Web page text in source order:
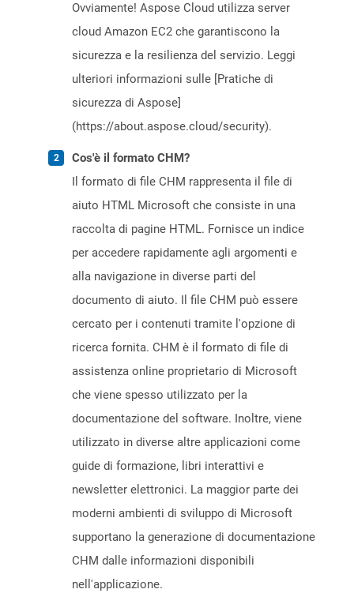
Ovviamente! Aspose Cloud utilizza server
cloud Amazon EC2 che garantiscono la
sicurezza e la resilienza del servizio. Leggi
ulteriori informazioni sulle [Pratiche di
sicurezza di Aspose]
(https://about.aspose.cloud/security).
Cos'è il formato CHM?
Il formato di file CHM rappresenta il file di
aiuto HTML Microsoft che consiste in una
raccolta di pagine HTML. Fornisce un indice
per accedere rapidamente agli argomenti e
alla navigazione in diverse parti del
documento di aiuto. Il file CHM può essere
cercato per i contenuti tramite l'opzione di
ricerca fornita. CHM è il formato di file di
assistenza online proprietario di Microsoft
che viene spesso utilizzato per la
documentazione del software. Inoltre, viene
utilizzato in diverse altre applicazioni come
guide di formazione, libri interattivi e
newsletter elettronici. La maggior parte dei
moderni ambienti di sviluppo di Microsoft
supportano la generazione di documentazione
CHM dalle informazioni disponibili
nell'applicazione.